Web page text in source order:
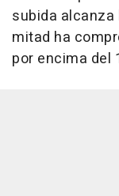
subida alcanza
mitad ha
por encima del